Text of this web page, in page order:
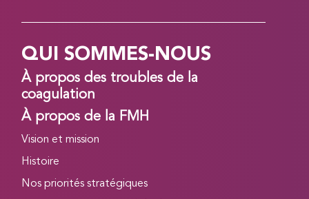
QUI SOMMES-NOUS
À propos des troubles de la
coagulation
À propos de la FMH
Vision et mission
Histoire
Nos priorités stratégiques